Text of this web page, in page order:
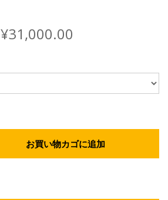
¥31,000.00
お買い物カゴに追加